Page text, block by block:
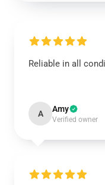
Reliable in all
A Amy
Verified owner